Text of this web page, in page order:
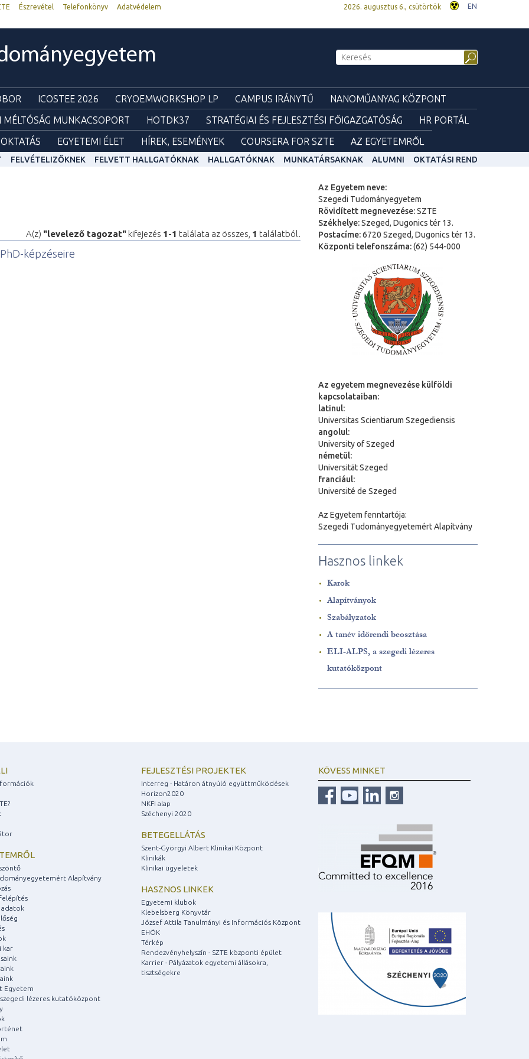
Észrevétel Telefonkönyv
Adatvédelem
2026. augusztus 6., csütörtök EN
ICOSTEE 2026 CRYOEMWORKSHOP LP CAMPUS IRÁNYTŰ
NANOMŰANYAG KÖZPONT
MÉLTÓSÁG MUNKACSOPORT HOTDK37 STRATÉGIAI ÉS FEJLESZTÉSI FŐIGAZGATÓSÁG
HR PORTÁL
OKTATÁS EGYETEMI ÉLET HÍREK, ESEMÉNYEK COURSERA FOR SZTE AZ EGYETEMRŐL
FELVÉTELIZŐKNEK FELVETT HALLGATÓKNAK HALLGATÓKNAK MUNKATÁRSAKNAK ALUMNI OKTATÁSI REND
A(z) "levelező tagozat" kifejezés 1-1 találata az összes, 1 találatból.
képzéseire
Az Egyetem neve:
Szegedi Tudományegyetem
Rövidített megnevezése:SZTE
Székhelye:Szeged, Dugonics tér 13.
Postacíme:6720 Szeged, Dugonics tér 13.
Központi telefonszáma:(62) 544-000
Az egyetem megnevezése külföldi
kapcsolataiban:
latinul:
Universitas Scientiarum Szegediensis
angolul:
University of Szeged
németül:
Universität Szeged
franciául:
Université de Szeged
Az Egyetem fenntartója:
Szegedi Tudományegyetemért Alapítvány
Hasznos linkek
Karok
Alapítványok
Szabályzatok
A tanév időrendi beosztása
ELI-ALPS, a szegedi lézeres
kutatóközpont
Alapítvány
adatok
kar
Egyetem
szegedi lézeres kutatóközpont
FEJLESZTÉSI PROJEKTEK
Interreg - Határon átnyúló együttműködések
Horizon2020
NKFI alap
Széchenyi 2020
BETEGELLÁTÁS
Szent-Györgyi Albert Klinikai Központ
Klinikák
Klinikai ügyeletek
HASZNOS LINKEK
Egyetemi klubok
Klebelsberg Könyvtár
József Attila Tanulmányi és Információs Központ
EHÖK
Térkép
Rendezvényhelyszín - SZTE központi épület
Karrier - Pályázatok egyetemi állásokra,
tisztségekre
KÖVESS MINKET